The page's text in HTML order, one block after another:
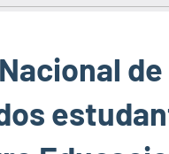
de